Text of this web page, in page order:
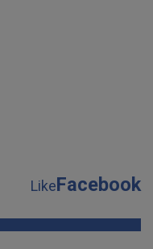
LikeFacebook